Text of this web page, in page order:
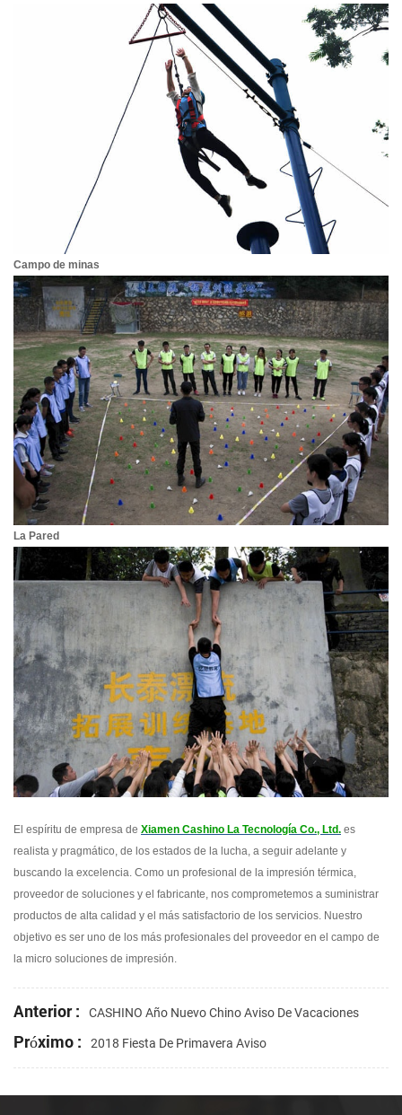
Campo de minas
La Pared
El espíritu de empresa de Xiamen Cashino La Tecnología Co., Ltd. es
realista y pragmático, de los estados de la lucha, a seguir adelante y
buscando la excelencia. Como un profesional de la impresión térmica,
proveedor de soluciones y el fabricante, nos comprometemos a suministrar
productos de alta calidad y el más satisfactorio de los servicios. Nuestro
objetivo es ser uno de los más profesionales del proveedor en el campo de
la micro soluciones de impresión.
Anterior : CASHINO Año Nuevo Chino Aviso De Vacaciones
Próximo : 2018 Fiesta De Primavera Aviso